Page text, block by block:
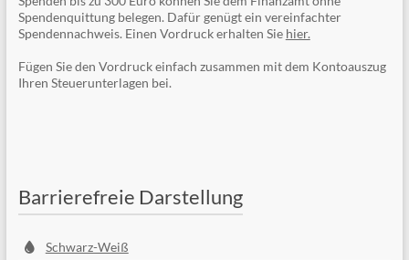
Spendenquittung belegen. Dafür genügt ein vereinfachter
Spendennachweis. Einen Vordruck erhalten Sie hier.
Fügen Sie den Vordruck einfach zusammen mit dem Kontoauszug
Ihren Steuerunterlagen bei.
Barrierefreie Darstellung
Schwarz-Weiß